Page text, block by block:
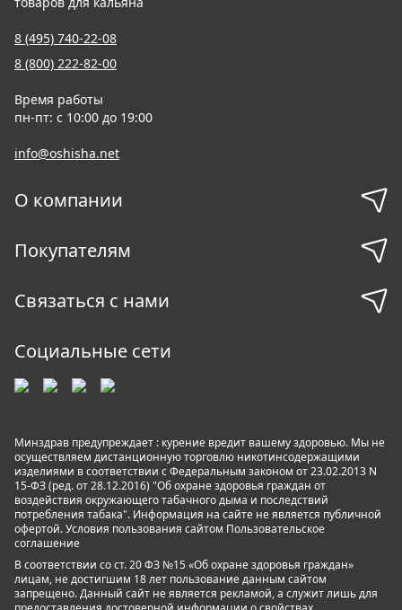
8 (495) 740-22-08
8 (800) 222-82-00
Время работы
пн-пт: с 10:00 до 19:00
info@oshisha.net
О компании
Покупателям
Связаться с нами
Социальные сети
Минздрав предупреждает : курение вредит вашему здоровью. Мы не
осуществляем дистанционную торговлю никотинсодержащими
изделиями в соответствии с Федеральным законом от 23.02.2013 N
15-ФЗ (ред. от 28.12.2016) "Об охране здоровья граждан от
воздействия окружающего табачного дыма и последствий
потребления табака". Информация на сайте не является публичной
офертой. Условия пользования сайтом Пользовательское
соглашение
В соответствии со ст. 20 ФЗ №15 «Об охране здоровья граждан»
лицам, не достигшим 18 лет пользование данным сайтом
запрещено. Данный сайт не является рекламой, а служит лишь для